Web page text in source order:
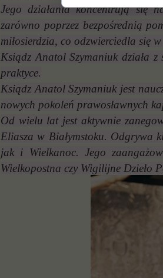
Jego działania koncentrują się
zarówno poprzez bezpośrednią
miłosierdzia, co odzwierciedla się
Ksiądz Anatol Szymaniuk działa z
praktyce.
Ksiądz Anatol Szymaniuk jest
nowych pokoleń prawosławnych
Od wielu lat jest aktywnie
Eliasza w Białymstoku. Odgrywa
jak i Wielkanoc. Jego
Wielkopostna czy Wigilijne Dzieło